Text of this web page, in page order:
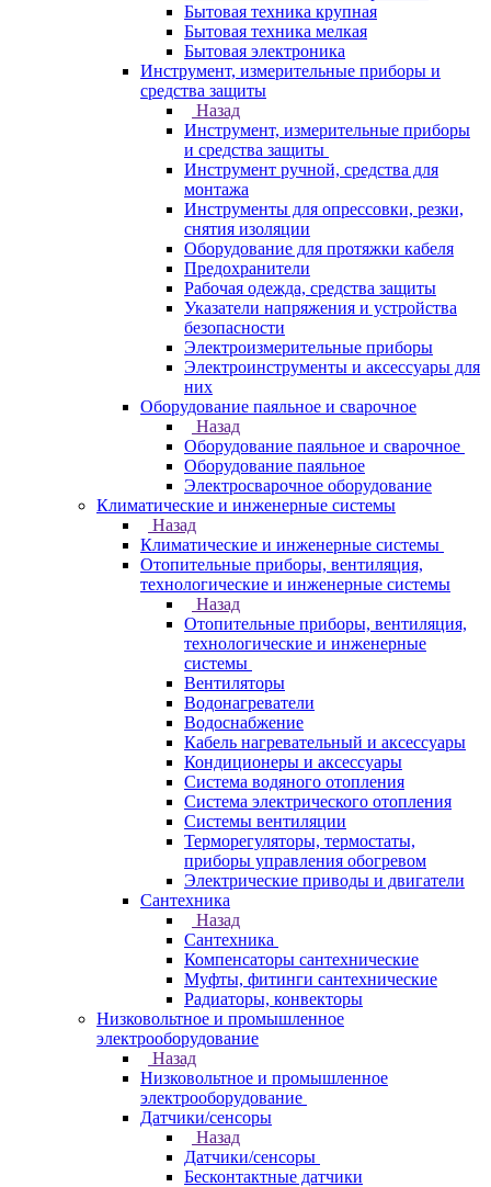
Бытовая техника крупная
Бытовая техника мелкая
Бытовая электроника
Инструмент, измерительные приборы и
средства защиты
Назад
Инструмент, измерительные приборы
и средства защиты
Инструмент ручной, средства для
монтажа
Инструменты для опрессовки, резки,
снятия изоляции
Оборудование для протяжки кабеля
Предохранители
Рабочая одежда, средства защиты
Указатели напряжения и устройства
безопасности
Электроизмерительные приборы
Электроинструменты и аксессуары для
них
Оборудование паяльное и сварочное
Назад
Оборудование паяльное и сварочное
Оборудование паяльное
Электросварочное оборудование
Климатические и инженерные системы
Назад
Климатические и инженерные системы
Отопительные приборы, вентиляция,
технологические и инженерные системы
Назад
Отопительные приборы, вентиляция,
технологические и инженерные
системы
Вентиляторы
Водонагреватели
Водоснабжение
Кабель нагревательный и аксессуары
Кондиционеры и аксессуары
Система водяного отопления
Система электрического отопления
Системы вентиляции
Терморегуляторы, термостаты,
приборы управления обогревом
Электрические приводы и двигатели
Сантехника
Назад
Сантехника
Компенсаторы сантехнические
Муфты, фитинги сантехнические
Радиаторы, конвекторы
Низковольтное и промышленное
электрооборудование
Назад
Низковольтное и промышленное
электрооборудование
Датчики/сенсоры
Назад
Датчики/сенсоры
Бесконтактные датчики